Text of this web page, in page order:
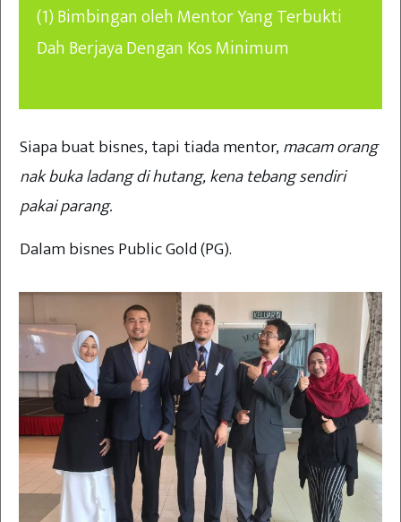
(1) Bimbingan oleh Mentor Yang Terbukti
Dah Berjaya Dengan Kos Minimum
Siapa buat bisnes, tapi tiada mentor,macam orang
nak buka ladang di hutang, kena tebang sendiri
pakai parang.
Dalam bisnes Public Gold (PG).